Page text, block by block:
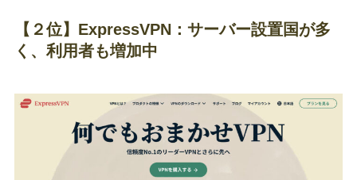
【２位】ExpressVPN：サーバー設置国が多
く、利用者も増加中